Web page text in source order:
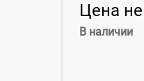
Цена
В наличии